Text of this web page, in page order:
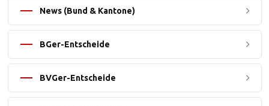
News (Bund & Kantone)
BGer-Entscheide
BVGer-Entscheide